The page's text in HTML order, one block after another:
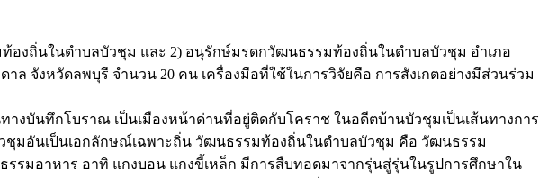
ถิ่นในตำบลบัวชุม และ 2) อนุรักษ์มรดกวัฒนธรรมท้องถิ่นในตำบลบัวชุม อำเภอ
จังหวัดลพบุรี จำนวน 20 คน เครื่องมือที่ใช้ในการวิจัยคือ การสังเกตอย่างมีส่วนร่วม
นทึกโบราณ เป็นเมืองหน้าด่านที่อยู่ติดกับโคราช ในอดีตบ้านบัวชุมเป็นเส้นทางการ
ชุมอันเป็นเอกลักษณ์เฉพาะถิ่น วัฒนธรรมท้องถิ่นในตำบลบัวชุม คือ วัฒนธรรม
มอาหาร อาทิ แกงบอน แกงขี้เหล็ก มีการสืบทอดมาจากรุ่นสู่รุ่นในรูปการศึกษาใน